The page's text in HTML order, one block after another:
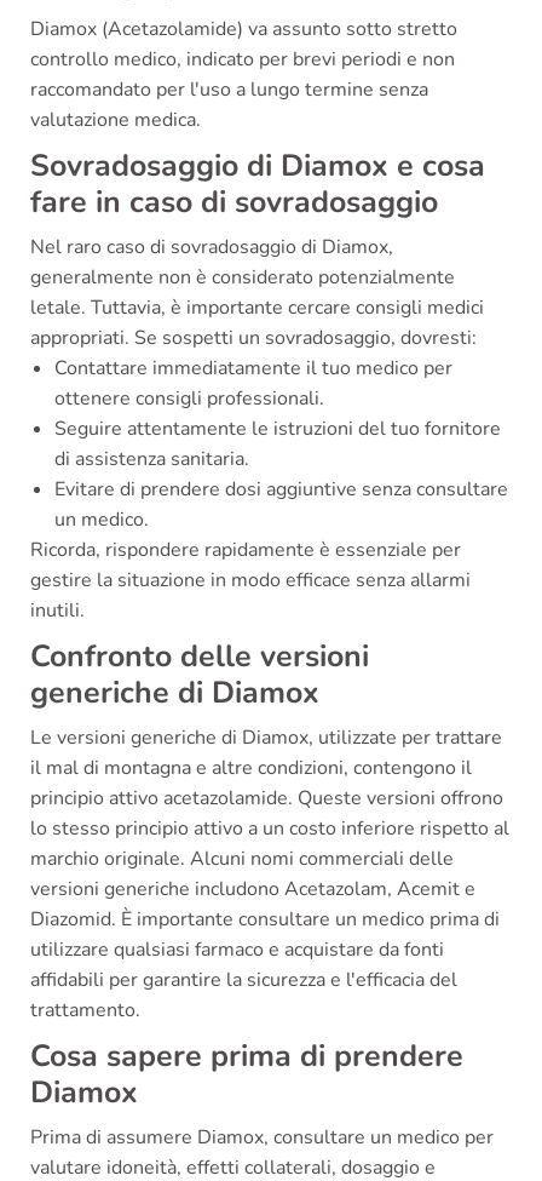
Diamox (Acetazolamide) va assunto sotto stretto
controllo medico, indicato per brevi periodi e non
raccomandato per l'uso a lungo termine senza
valutazione medica.
Sovradosaggio di Diamox e cosa
fare in caso di sovradosaggio
Nel raro caso di sovradosaggio di Diamox,
generalmente non è considerato potenzialmente
letale. Tuttavia, è importante cercare consigli medici
appropriati. Se sospetti un sovradosaggio, dovresti:
Contattare immediatamente il tuo medico per
ottenere consigli professionali.
Seguire attentamente le istruzioni del tuo fornitore
di assistenza sanitaria.
Evitare di prendere dosi aggiuntive senza consultare
un medico.
Ricorda, rispondere rapidamente è essenziale per
gestire la situazione in modo efficace senza allarmi
inutili.
Confronto delle versioni
generiche di Diamox
Le versioni generiche di Diamox, utilizzate per trattare
il mal di montagna e altre condizioni, contengono il
principio attivo acetazolamide. Queste versioni offrono
lo stesso principio attivo a un costo inferiore rispetto al
marchio originale. Alcuni nomi commerciali delle
versioni generiche includono Acetazolam, Acemit e
Diazomid. È importante consultare un medico prima di
utilizzare qualsiasi farmaco e acquistare da fonti
affidabili per garantire la sicurezza e l'efficacia del
trattamento.
Cosa sapere prima di prendere
Diamox
Prima di assumere Diamox, consultare un medico per
valutare idoneità, effetti collaterali, dosaggio e